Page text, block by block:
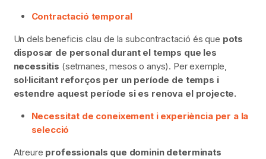
Contractació temporal
Un dels beneficis clau de la subcontractació és que pots
disposar de personal durant el temps que les
necessitis (setmanes, mesos o anys). Per exemple,
sol·licitant reforços per un període de temps i
estendre aquest període si es renova el projecte.
Necessitat de coneixement i experiència per a la
selecció
Atreure professionals que dominin determinats